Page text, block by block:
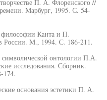
П. А. Флоренского //
Марбург, 1995. С. 54-
Канта и П.
России. М., 1994. С. 186-211.
онтологии П.А.
исследования. Сборник.
174.
основания эстетики П. А.